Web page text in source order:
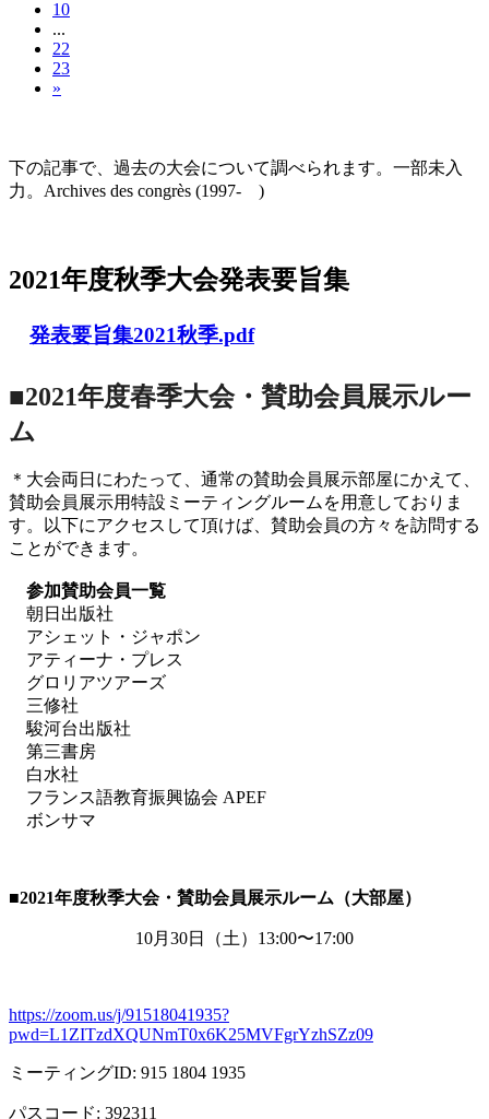
10
...
22
23
»
下の記事で、過去の大会について調べられます。一部未入
力。Archives des congrès (1997- )
2021年度秋季大会発表要旨集
発表要旨集2021秋季.pdf
■2021年度春季大会・賛助会員展示ルー
ム
＊大会両日にわたって、通常の賛助会員展示部屋にかえて、
賛助会員展示用特設ミーティングルームを用意しておりま
す。以下にアクセスして頂けば、賛助会員の方々を訪問する
ことができます。
参加賛助会員一覧
朝日出版社
アシェット・ジャポン
アティーナ・プレス
グロリアツアーズ
三修社
駿河台出版社
第三書房
白水社
フランス語教育振興協会 APEF
ボンサマ
■2021年度秋季大会・賛助会員展示ルーム（大部屋）
10月 30日（土） 13:00〜17:00
https://zoom.us/j/91518041935?
pwd=L1ZITzdXQUNmT0x6K25MVFgrYzhSZz09
ミーティングID: 915 1804 1935
パスコード: 392311